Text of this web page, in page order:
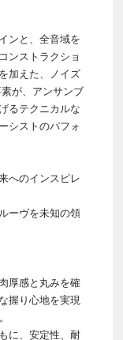
ンと、全音域を
ンストラクショ
加えた、ノイズ
が、アンサンブ
るテクニカルな
シストのパフォ
へのインスピレ
ーヴを未知の領
厚感と丸みを確
握り心地を実現
に、安定性、耐